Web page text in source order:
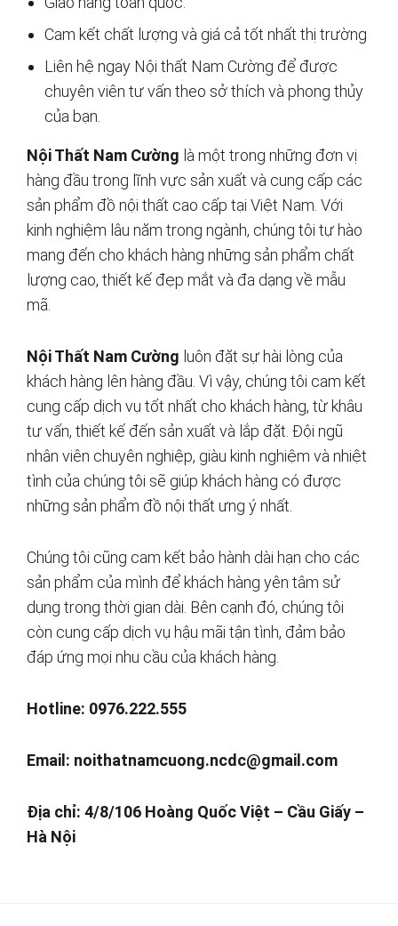
Cam kết chất lượng và giá cả tốt nhất thị trường
Liên hệ ngay Nội thất Nam Cường để được
chuyên viên tư vấn theo sở thích và phong thủy
của bạn.
Nội Thất Nam Cường là một trong những đơn vị
hàng đầu trong lĩnh vực sản xuất và cung cấp các
sản phẩm đồ nội thất cao cấp tại Việt Nam. Với
kinh nghiệm lâu năm trong ngành, chúng tôi tự hào
mang đến cho khách hàng những sản phẩm chất
lượng cao, thiết kế đẹp mắt và đa dạng về mẫu
mã.
Nội Thất Nam Cường luôn đặt sự hài lòng của
khách hàng lên hàng đầu. Vì vậy, chúng tôi cam kết
cung cấp dịch vụ tốt nhất cho khách hàng, từ khâu
tư vấn, thiết kế đến sản xuất và lắp đặt. Đội ngũ
nhân viên chuyên nghiệp, giàu kinh nghiệm và nhiệt
tình của chúng tôi sẽ giúp khách hàng có được
những sản phẩm đồ nội thất ưng ý nhất.
Chúng tôi cũng cam kết bảo hành dài hạn cho các
sản phẩm của mình để khách hàng yên tâm sử
dụng trong thời gian dài. Bên cạnh đó, chúng tôi
còn cung cấp dịch vụ hậu mãi tận tình, đảm bảo
đáp ứng mọi nhu cầu của khách hàng.
Hotline: 0976.222.555
Email: noithatnamcuong.ncdc@gmail.com
Địa chỉ: 4/8/106 Hoàng Quốc Việt – Cầu Giấy –
Hà Nội